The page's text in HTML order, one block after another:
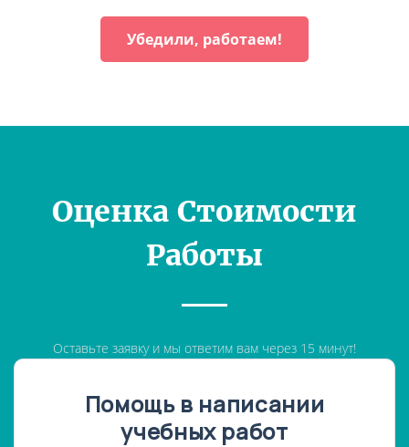
Убедили, работаем!
Оценка Стоимости
Работы
Оставьте заявку и мы ответим вам через 15 минут!
Помощь в написании
учебных работ